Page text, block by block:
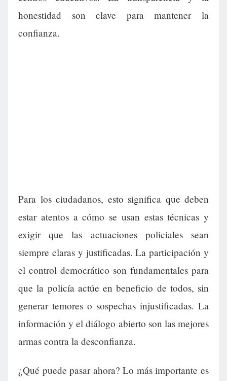
honestidad son clave para mantener la
confianza.
Para los ciudadanos, esto significa que deben
estar atentos a cómo se usan estas técnicas y
exigir que las actuaciones policiales sean
siempre claras y justificadas. La participación y
el control democrático son fundamentales para
que la policía actúe en beneficio de todos, sin
generar temores o sospechas injustificadas. La
información y el diálogo abierto son las mejores
armas contra la desconfianza.
¿Qué puede pasar ahora? Lo más importante es